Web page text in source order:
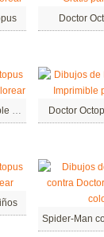
Doctor
Doctor Octopus Imprimible Gratis Doctor